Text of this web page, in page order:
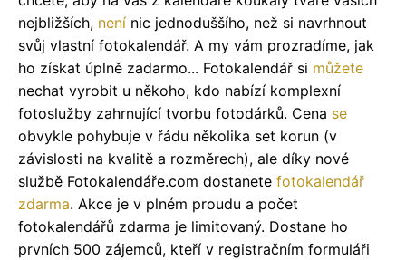
nejbližších, není nic jednoduššího, než si navrhnout
svůj vlastní fotokalendář. A my vám prozradíme, jak
ho získat úplně zadarmo... Fotokalendář si můžete
nechat vyrobit u někoho, kdo nabízí komplexní
fotoslužby zahrnující tvorbu fotodárků. Cena se
obvykle pohybuje v řádu několika set korun (v
závislosti na kvalitě a rozměrech), ale díky nové
službě Fotokalendáře.com dostanete fotokalendář
zdarma. Akce je v plném proudu a počet
fotokalendářů zdarma je limitovaný. Dostane ho
prvních 500 zájemců, kteří v registračním formuláři